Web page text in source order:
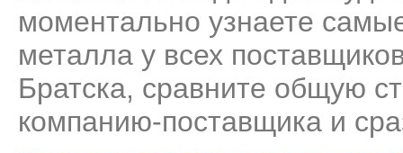
моментально узнаете
металла у всех
Братска, сравните общую
компанию-поставщика и